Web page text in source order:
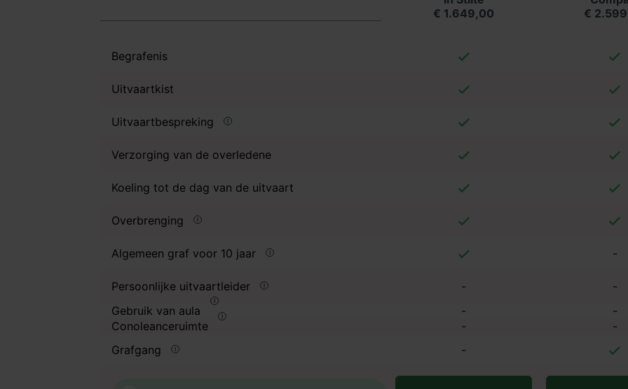
€ 1.649,00
€
Begrafenis
Uitvaartkist
Uitvaartbespreking
Verzorging van de overledene
Koeling tot de dag van de uitvaart
Overbrenging
Algemeen graf voor 10 jaar -
Persoonlijke uitvaartleider -
-
Gebruik van aula
-
-
Conoleanceruimte
-
-
Grafgang
-